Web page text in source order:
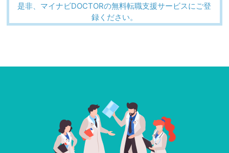
是非、マイナビDOCTORの無料転職支援サービスにご登
録ください。